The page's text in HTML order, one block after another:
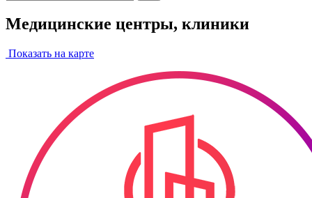
Медицинские центры, клиники
Показать на карте